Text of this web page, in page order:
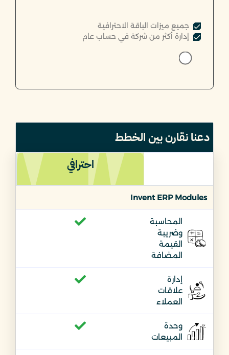
جميع ميزات الباقة الاحترافية
إدارة أكثر من شركة في حساب عام
دعنا نقارن بين الخطط
احترافي
Invent ERP Modules
المحاسبة
وضريبة
القيمة
المضافة
إدارة
علاقات
العملاء
وحدة
المبيعات